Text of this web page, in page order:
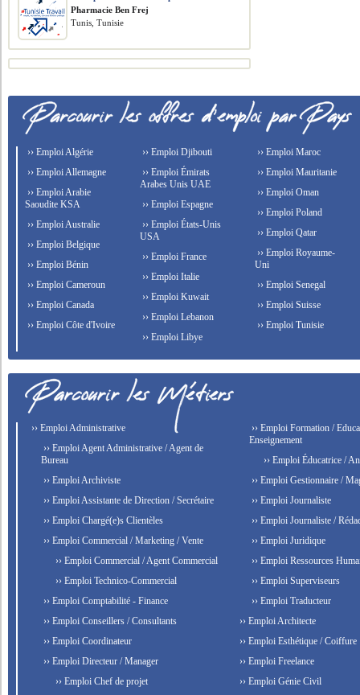
Pharmacie Ben Frej
Tunis, Tunisie
›› Emploi Algérie
›› Emploi Allemagne
›› Emploi Arabie
Saoudite KSA
›› Emploi Australie
›› Emploi Belgique
›› Emploi Bénin
›› Emploi Cameroun
›› Emploi Canada
›› Emploi Côte d'Ivoire
›› Emploi Djibouti
›› Emploi Émirats
Arabes Unis UAE
›› Emploi Espagne
›› Emploi États-Unis
USA
›› Emploi France
›› Emploi Italie
›› Emploi Kuwait
›› Emploi Lebanon
›› Emploi Libye
›› Emploi Maroc
›› Emploi Mauritanie
›› Emploi Oman
›› Emploi Poland
›› Emploi Qatar
›› Emploi Royaume-
Uni
›› Emploi Senegal
›› Emploi Suisse
›› Emploi Tunisie
›› Emploi Administrative
›› Emploi Agent Administrative / Agent de
Bureau
›› Emploi Archiviste
›› Emploi Assistante de Direction / Secrétaire
›› Emploi Chargé(e)s Clientèles
›› Emploi Commercial / Marketing / Vente
›› Emploi Commercial / Agent Commercial
›› Emploi Technico-Commercial
›› Emploi Comptabilité - Finance
›› Emploi Conseillers / Consultants
›› Emploi Coordinateur
›› Emploi Directeur / Manager
›› Emploi Chef de projet
›› Emploi Formation /
Enseignement
›› Emploi Éducatrice /
›› Emploi Gestionnaire /
›› Emploi Journaliste
›› Emploi Journaliste /
›› Emploi Juridique
›› Emploi Ressources
›› Emploi Superviseurs
›› Emploi Traducteur
›› Emploi Architecte
›› Emploi Esthétique / Coiffure
›› Emploi Freelance
›› Emploi Génie Civil